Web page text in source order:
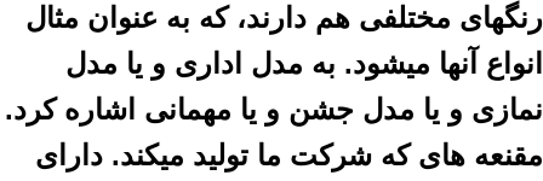
رنگهای مختلفی هم دارند، که به عنوان مثال
انواع آنها میشود. به مدل اداری و یا مدل
نمازی و یا مدل جشن و یا مهمانی اشاره کرد.
مقنعه های که شرکت ما تولید میکند. دارای